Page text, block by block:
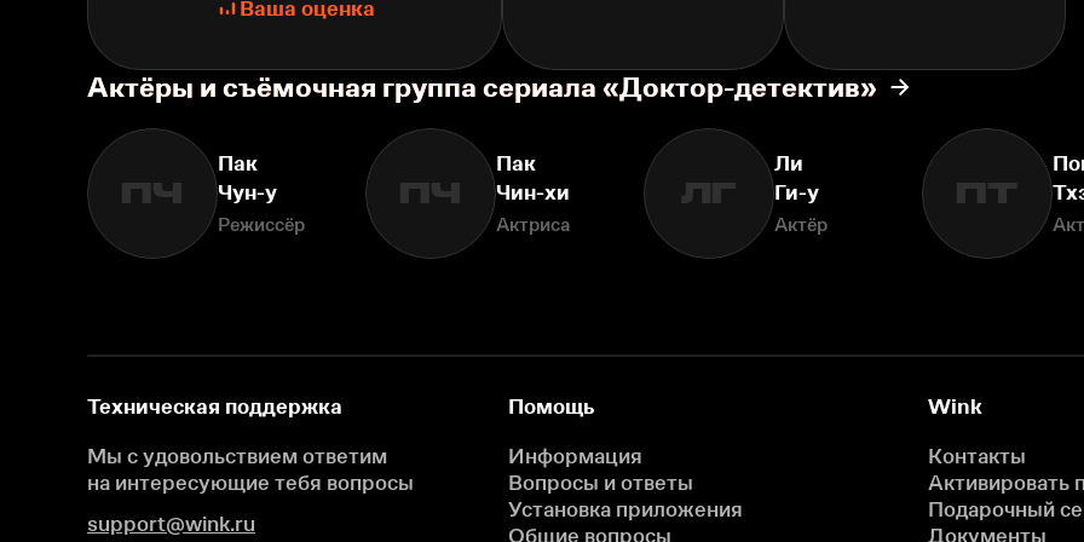
Ваша оценка
Актёры и съёмочная группа сериала «Доктор-детектив»
ПЧ
Пак
Чун-у
Режиссёр
ПЧ
Пак
Чин-хи
Актриса
ЛГ
Ли
Ги-у
Актёр
ПТ
Техническая поддержка
Мы с удовольствием ответим
на интересующие тебя вопросы
support@wink.ru
Помощь
Информация
Вопросы и ответы
Установка приложения
Общие вопросы
Wink
Контакты
Активировать
Подарочный
Документы